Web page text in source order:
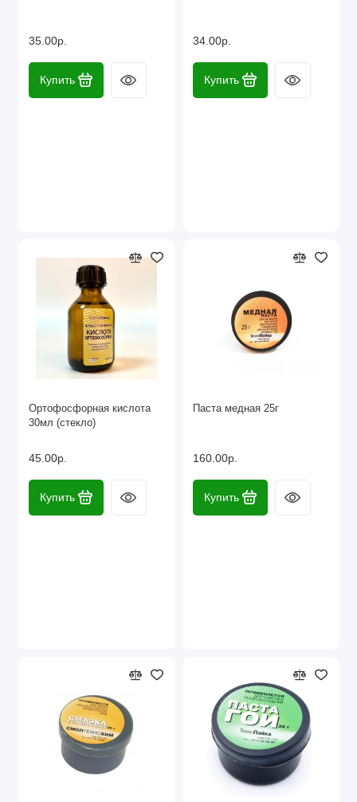
35.00р.
Купить
34.00р.
Купить
Ортофосфорная кислота
30мл (стекло)
45.00р.
Купить
Паста медная 25г
160.00р.
Купить